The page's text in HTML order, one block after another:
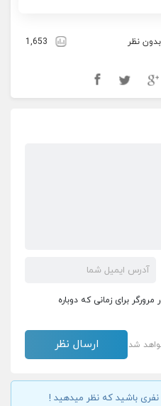
بدون نظر 1,653
برای زمانی که دوباره
شد
باشید که نظر میدهید !